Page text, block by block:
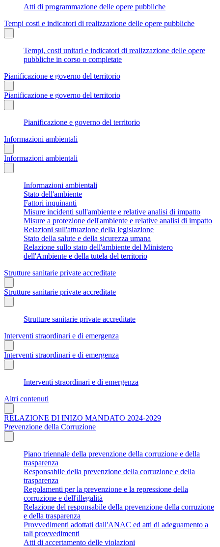
Atti di programmazione delle opere pubbliche
Tempi costi e indicatori di realizzazione delle opere pubbliche
Tempi, costi unitari e indicatori di realizzazione delle opere
pubbliche in corso o completate
Pianificazione e governo del territorio
Pianificazione e governo del territorio
Pianificazione e governo del territorio
Informazioni ambientali
Informazioni ambientali
Informazioni ambientali
Stato dell'ambiente
Fattori inquinanti
Misure incidenti sull'ambiente e relative analisi di impatto
Misure a protezione dell'ambiente e relative analisi di impatto
Relazioni sull'attuazione della legislazione
Stato della salute e della sicurezza umana
Relazione sullo stato dell'ambiente del Ministero
dell'Ambiente e della tutela del territorio
Strutture sanitarie private accreditate
Strutture sanitarie private accreditate
Strutture sanitarie private accreditate
Interventi straordinari e di emergenza
Interventi straordinari e di emergenza
Interventi straordinari e di emergenza
Altri contenuti
RELAZIONE DI INIZO MANDATO 2024-2029
Prevenzione della Corruzione
Piano triennale della prevenzione della corruzione e della
trasparenza
Responsabile della prevenzione della corruzione e della
trasparenza
Regolamenti per la prevenzione e la repressione della
corruzione e dell'illegalità
Relazione del responsabile della prevenzione della corruzione
e della trasparenza
Provvedimenti adottati dall'ANAC ed atti di adeguamento a
tali provvedimenti
Atti di accertamento delle violazioni